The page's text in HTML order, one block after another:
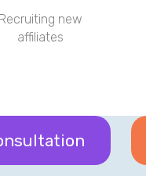
Recruiting new
affiliates